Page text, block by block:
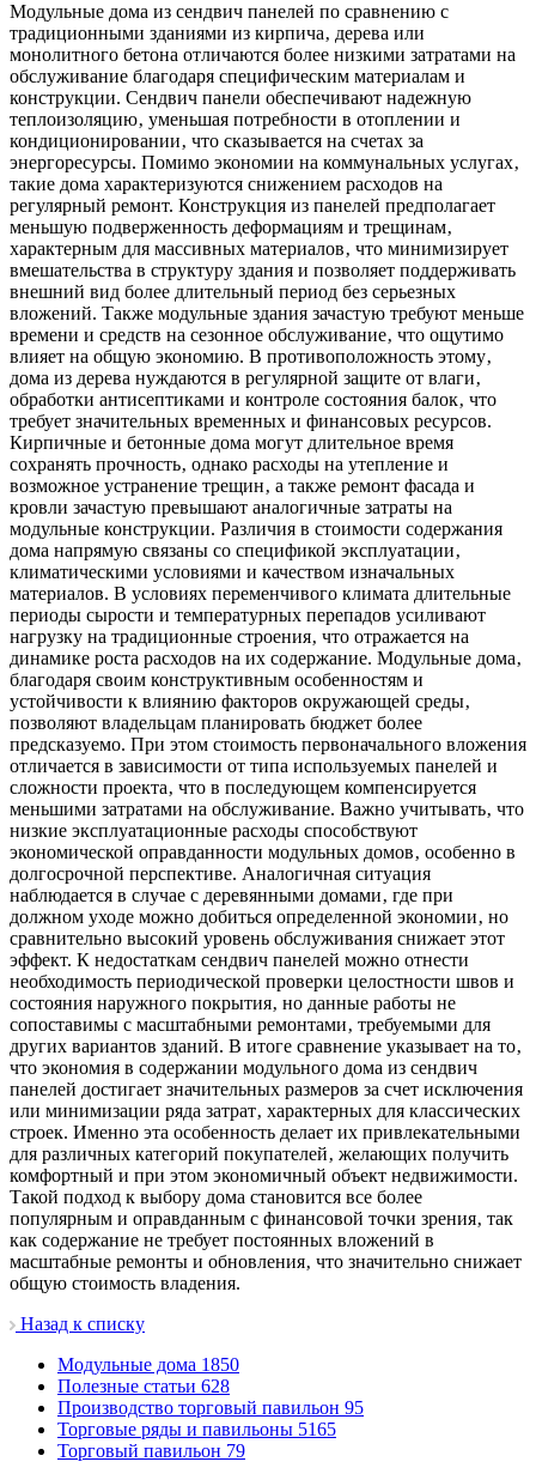
Модульные дома из сендвич панелей по сравнению с
традиционными зданиями из кирпича‚ дерева или
монолитного бетона отличаются более низкими затратами на
обслуживание благодаря специфическим материалам и
конструкции. Сендвич панели обеспечивают надежную
теплоизоляцию‚ уменьшая потребности в отоплении и
кондиционировании‚ что сказывается на счетах за
энергоресурсы. Помимо экономии на коммунальных услугах‚
такие дома характеризуются снижением расходов на
регулярный ремонт. Конструкция из панелей предполагает
меньшую подверженность деформациям и трещинам‚
характерным для массивных материалов‚ что минимизирует
вмешательства в структуру здания и позволяет поддерживать
внешний вид более длительный период без серьезных
вложений. Также модульные здания зачастую требуют меньше
времени и средств на сезонное обслуживание‚ что ощутимо
влияет на общую экономию. В противоположность этому‚
дома из дерева нуждаются в регулярной защите от влаги‚
обработки антисептиками и контроле состояния балок‚ что
требует значительных временных и финансовых ресурсов.
Кирпичные и бетонные дома могут длительное время
сохранять прочность‚ однако расходы на утепление и
возможное устранение трещин‚ а также ремонт фасада и
кровли зачастую превышают аналогичные затраты на
модульные конструкции. Различия в стоимости содержания
дома напрямую связаны со спецификой эксплуатации‚
климатическими условиями и качеством изначальных
материалов. В условиях переменчивого климата длительные
периоды сырости и температурных перепадов усиливают
нагрузку на традиционные строения‚ что отражается на
динамике роста расходов на их содержание. Модульные дома‚
благодаря своим конструктивным особенностям и
устойчивости к влиянию факторов окружающей среды‚
позволяют владельцам планировать бюджет более
предсказуемо. При этом стоимость первоначального вложения
отличается в зависимости от типа используемых панелей и
сложности проекта‚ что в последующем компенсируется
меньшими затратами на обслуживание. Важно учитывать‚ что
низкие эксплуатационные расходы способствуют
экономической оправданности модульных домов‚ особенно в
долгосрочной перспективе. Аналогичная ситуация
наблюдается в случае с деревянными домами‚ где при
должном уходе можно добиться определенной экономии‚ но
сравнительно высокий уровень обслуживания снижает этот
эффект. К недостаткам сендвич панелей можно отнести
необходимость периодической проверки целостности швов и
состояния наружного покрытия‚ но данные работы не
сопоставимы с маcштабными ремонтами‚ требуемыми для
других вариантов зданий. В итоге сравнение указывает на то‚
что экономия в содержании модульного дома из сендвич
панелей достигает значительных размеров за счет исключения
или минимизации ряда затрат‚ характерных для классических
строек. Именно эта особенность делает их привлекательными
для различных категорий покупателей‚ желающих получить
комфортный и при этом экономичный объект недвижимости.
Такой подход к выбору дома становится все более
популярным и оправданным с финансовой точки зрения‚ так
как содержание не требует постоянных вложений в
масштабные ремонты и обновления‚ что значительно снижает
общую стоимость владения.
Назад к списку
Модульные дома 1850
Полезные статьи 628
Производство торговый павильон 95
Торговые ряды и павильоны 5165
Торговый павильон 79